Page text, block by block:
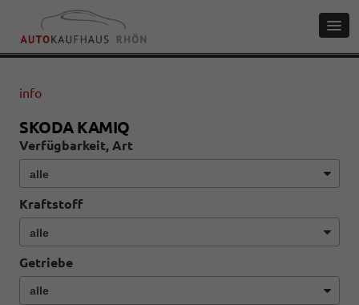
info
SKODA KAMIQ
Verfügbarkeit, Art
Kraftstoff
Getriebe